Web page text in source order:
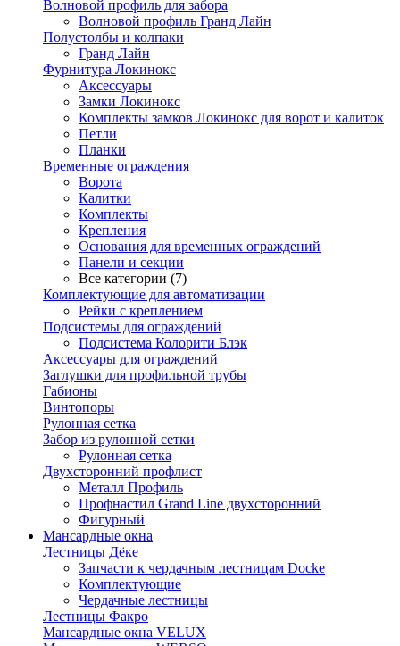
Волновой профиль для забора
Волновой профиль Гранд Лайн
Полустолбы и колпаки
Гранд Лайн
Фурнитура Локинокс
Аксессуары
Замки Локинокс
Комплекты замков Локинокс для ворот и калиток
Петли
Планки
Временные ограждения
Ворота
Калитки
Комплекты
Крепления
Основания для временных ограждений
Панели и секции
Все категории (7)
Комплектующие для автоматизации
Рейки с креплением
Подсистемы для ограждений
Подсистема Колорити Блэк
Аксессуары для ограждений
Заглушки для профильной трубы
Габионы
Винтопоры
Рулонная сетка
Забор из рулонной сетки
Рулонная сетка
Двухсторонний профлист
Металл Профиль
Профнастил Grand Line двухсторонний
Фигурный
Мансардные окна
Лестницы Дёке
Запчасти к чердачным лестницам Docke
Комплектующие
Чердачные лестницы
Лестницы Факро
Мансардные окна VELUX